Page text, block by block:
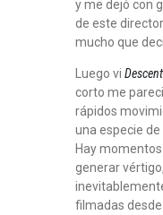
y me dejó con
de este
mucho que
Luego vi Descent
corto me
rápidos
una especie
Hay
generar
filmadas